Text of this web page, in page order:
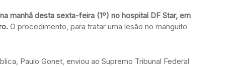
manhã desta sexta-feira (1º) no hospital DF Star, em
O procedimento, para tratar uma lesão no manguito
Paulo Gonet, enviou ao Supremo Tribunal Federal